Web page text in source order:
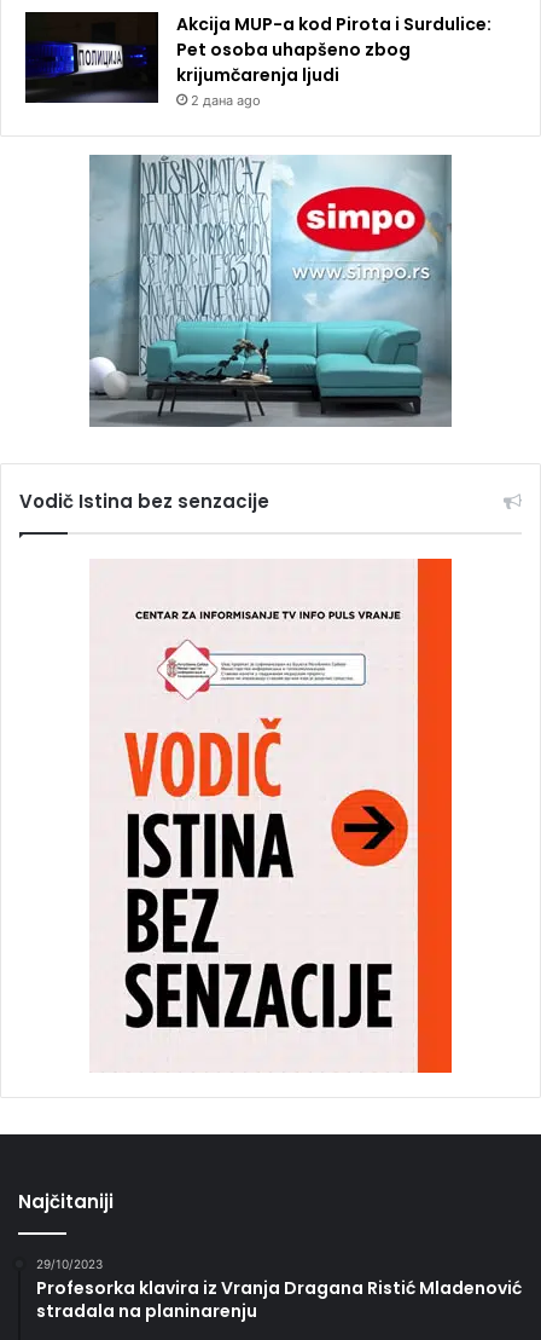
Akcija MUP-a kod Pirota i Surdulice:
Pet osoba uhapšeno zbog
krijumčarenja ljudi
2 дана ago
Vodič Istina bez senzacije
Najčitaniji
29/10/2023
Profesorka klavira iz Vranja Dragana Ristić Mladenović
stradala na planinarenju